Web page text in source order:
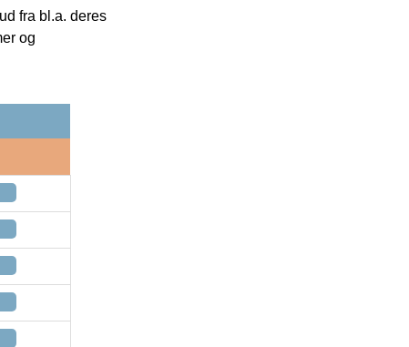
fra bl.a. deres
og